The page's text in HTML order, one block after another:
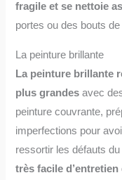
fragile et se nettoie
portes ou des bouts
La peinture brillante
La peinture brillante
plus grandes avec
peinture couvrante,
imperfections pour
ressortir les défauts
très facile d’entretien